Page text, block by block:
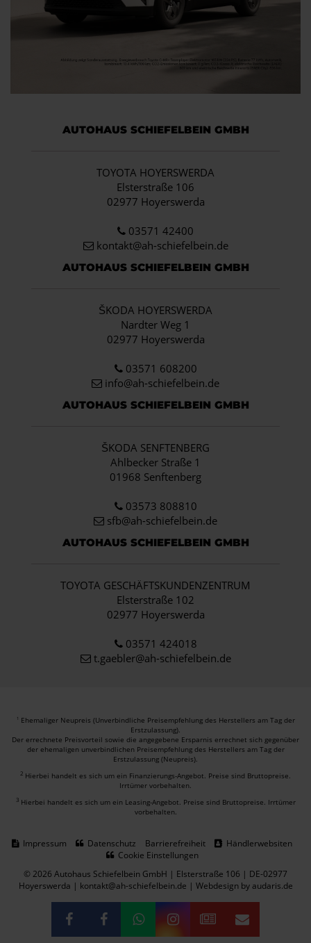
AUTOHAUS SCHIEFELBEIN GMBH
TOYOTA HOYERSWERDA
Elsterstraße 106
02977 Hoyerswerda
03571 42400
kontakt@ah-schiefelbein.de
AUTOHAUS SCHIEFELBEIN GMBH
ŠKODA HOYERSWERDA
Nardter Weg 1
02977 Hoyerswerda
03571 608200
info@ah-schiefelbein.de
AUTOHAUS SCHIEFELBEIN GMBH
ŠKODA SENFTENBERG
Ahlbecker Straße 1
01968 Senftenberg
03573 808810
sfb@ah-schiefelbein.de
AUTOHAUS SCHIEFELBEIN GMBH
TOYOTA GESCHÄFTSKUNDENZENTRUM
Elsterstraße 102
02977 Hoyerswerda
03571 424018
t.gaebler@ah-schiefelbein.de
1 Ehemaliger Neupreis (Unverbindliche Preisempfehlung des Herstellers am Tag der
Erstzulassung).
Der errechnete Preisvorteil sowie die angegebene Ersparnis errechnet sich gegenüber
der ehemaligen unverbindlichen Preisempfehlung des Herstellers am Tag der
Erstzulassung (Neupreis).
2 Hierbei handelt es sich um ein Finanzierungs-Angebot. Preise sind Bruttopreise.
Irrtümer vorbehalten.
3 Hierbei handelt es sich um ein Leasing-Angebot. Preise sind Bruttopreise. Irrtümer
vorbehalten.
Impressum Datenschutz Barrierefreiheit
Händlerwebsiten
Cookie Einstellungen
© 2026 Autohaus Schiefelbein GmbH | Elsterstraße 106 | DE-02977
Hoyerswerda | kontakt@ah-schiefelbein.de | Webdesign by audaris.de